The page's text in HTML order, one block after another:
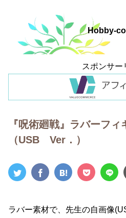
Hobby-
スポンサー
『呪術廻戦』ラバーフ
（USB Ver．）
ラバー素材で、先生の自画像